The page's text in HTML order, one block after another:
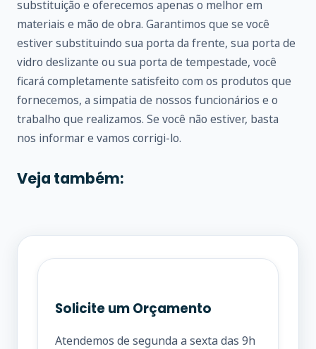
substituição e oferecemos apenas o melhor em
materiais e mão de obra. Garantimos que se você
estiver substituindo sua porta da frente, sua porta de
vidro deslizante ou sua porta de tempestade, você
ficará completamente satisfeito com os produtos que
fornecemos, a simpatia de nossos funcionários e o
trabalho que realizamos. Se você não estiver, basta
nos informar e vamos corrigi-lo.
Veja também:
Solicite um Orçamento
Atendemos de segunda a sexta das 9h